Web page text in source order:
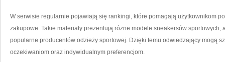
W serwisie regularnie pojawiają się rankingi, które pomagają użytkownikom
zakupowe. Takie materiały prezentują różne modele sneakersów
popularne producentów odzieży sportowej. Dzięki temu odwiedzający mogą
oczekiwaniom oraz indywidualnym preferencjom.